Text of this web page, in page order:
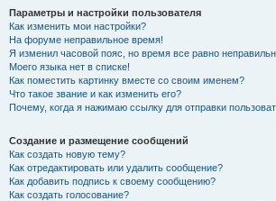
Параметры и настройки пользователя
Как изменить мои настройки?
На форуме неправильное время!
Я изменил часовой пояс, но время все равно
Моего языка нет в списке!
Как поместить картинку вместе со своим именем?
Что такое звание и как изменить его?
Почему, когда я нажимаю ссылку для отправки
Создание и размещение сообщений
Как создать новую тему?
Как отредактировать или удалить сообщение?
Как добавить подпись к своему сообщению?
Как создать голосование?